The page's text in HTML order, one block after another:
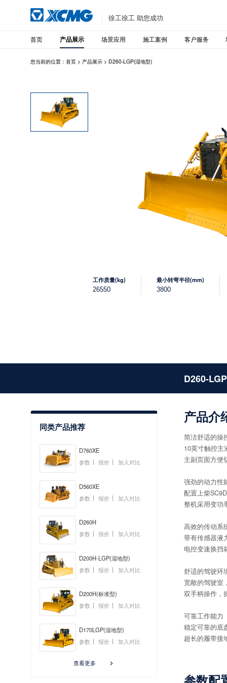
徐工徐工 助您成功
首页 产品展示 场景应用 施工案例 客户服务
您当前的位置：首页 > 产品展示 > D260-LGP(湿地型)
工作质量(kg)
26550
最小转弯半径(mm)
3800
D260-
同类产品推荐
D760XE
参数
报价 加入对比
D560XE
参数
报价 加入对比
D260H
参数
报价 加入对比
D200H-LGP(湿地型)
参数
报价 加入对比
D200H(标准型)
参数
报价 加入对比
D170LGP(湿地型)
参数
报价 加入对比
查看更多 
产品介
简洁舒适的操
10英寸触控
主副页面方便
强劲的动力性
配置上柴
整机采用变功
高效的传动系
带有传感器液
电控变速换挡
舒适的驾驶环
宽敞的驾驶室
双手柄操作，
可靠工作能力
稳定可靠的底
超长的履带接